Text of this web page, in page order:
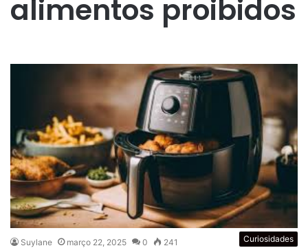
alimentos proibidos
Curiosidades
Suylane março 22, 2025 0 241